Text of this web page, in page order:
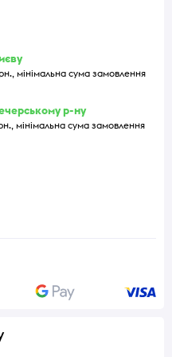
мінімальна сума замовлення
р-ну
мінімальна сума замовлення